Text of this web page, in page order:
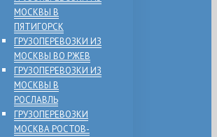
МОСКВЫ В
ПЯТИГОРСК
ГРУЗОПЕРЕВОЗКИ ИЗ
МОСКВЫ ВО РЖЕВ
ГРУЗОПЕРЕВОЗКИ ИЗ
МОСКВЫ В
РОСЛАВЛЬ
ГРУЗОПЕРЕВОЗКИ
МОСКВА РОСТОВ-